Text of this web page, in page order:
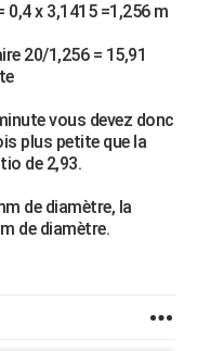
x 3,1415 =1,256 m
20/1,256 = 15,91
vous devez donc
plus petite que la
de 2,93.
de diamètre, la
de diamètre.